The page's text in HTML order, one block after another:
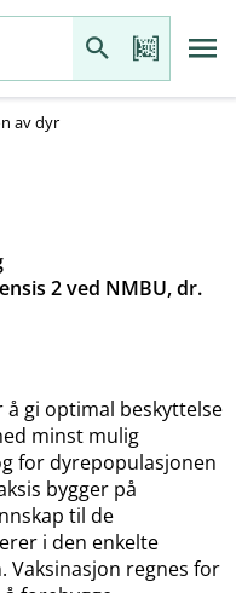
av dyr
2 ved NMBU, dr.
gi optimal beskyttelse
minst mulig
for dyrepopulasjonen
bygger på
til de
i den enkelte
Vaksinasjon regnes for